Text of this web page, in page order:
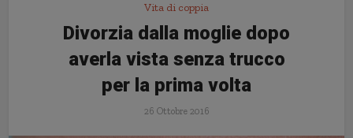
Vita di coppia
Divorzia dalla moglie dopo
averla vista senza trucco
per la prima volta
26 Ottobre 2016